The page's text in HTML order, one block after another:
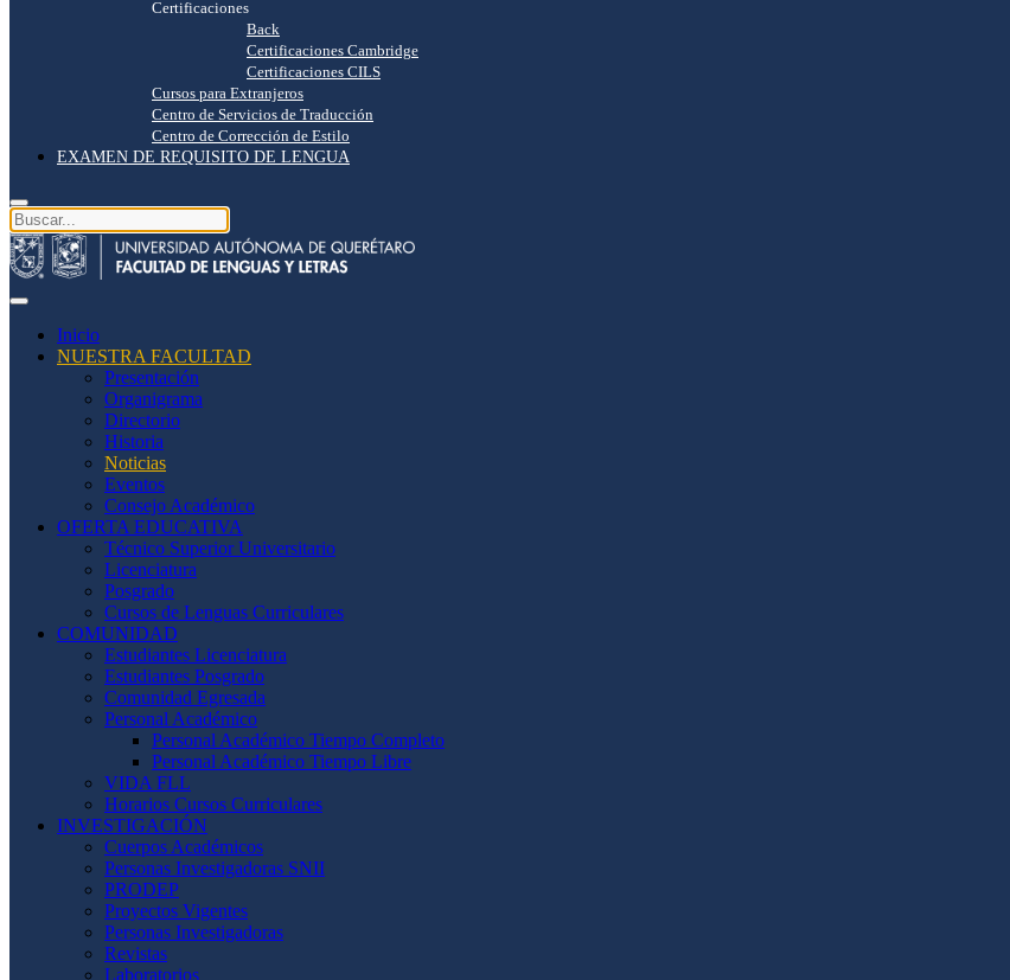
Certificaciones
Back
Certificaciones Cambridge
Certificaciones CILS
Cursos para Extranjeros
Centro de Servicios de Traducción
Centro de Corrección de Estilo
EXAMEN DE REQUISITO DE LENGUA
Inicio
NUESTRA FACULTAD
Presentación
Organigrama
Directorio
Historia
Noticias
Eventos
Consejo Académico
OFERTA EDUCATIVA
Técnico Superior Universitario
Licenciatura
Posgrado
Cursos de Lenguas Curriculares
COMUNIDAD
Estudiantes Licenciatura
Estudiantes Posgrado
Comunidad Egresada
Personal Académico
Personal Académico Tiempo Completo
Personal Académico Tiempo Libre
VIDA FLL
Horarios Cursos Curriculares
INVESTIGACIÓN
Cuerpos Académicos
Personas Investigadoras SNII
PRODEP
Proyectos Vigentes
Personas Investigadoras
Revistas
Laboratorios